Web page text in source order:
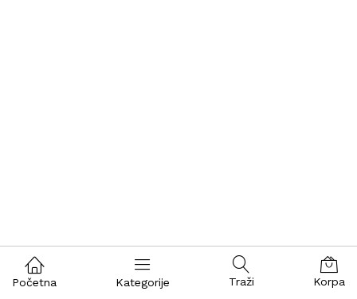
Početna Kategorije Traži Korpa